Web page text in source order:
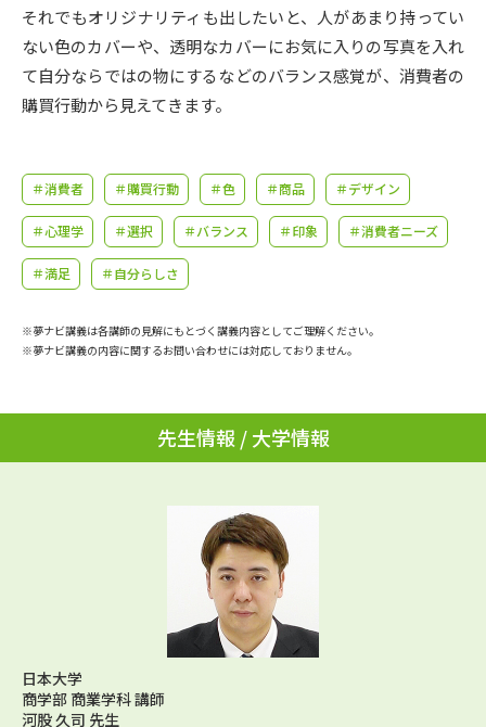
新生活お役立ちガイド
学問発見
大学で学びたい学問発見
学問のミニ講義「夢ナビ講義」 学問分野解説
大学進学IDについて
個人情報取扱規定
テレメール進学カタログ
訂正のご案内
それでもオリジナリティも出したいと、人があまり持ってい
ない色のカバーや、透明なカバーにお気に入りの写真を入れ
て自分ならではの物にするなどのバランス感覚が、消費者の
購買行動から見えてきます。
＃消費者 ＃購買行動 ＃色 ＃商品 ＃デザイン
＃心理学 ＃選択 ＃バランス ＃印象 ＃消費者ニーズ
＃満足 ＃自分らしさ
※夢ナビ講義は各講師の見解にもとづく講義内容としてご理解ください。
※夢ナビ講義の内容に関するお問い合わせには対応しておりません。
先生情報 / 大学情報
日本大学
商学部 商業学科 講師
河股 久司 先生